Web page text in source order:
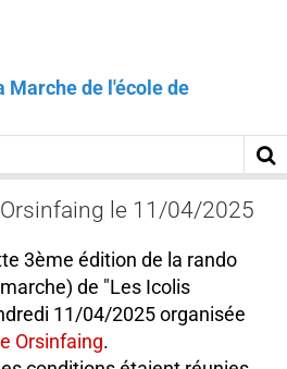
Marche de l'école de
le 11/04/2025
3ème édition de la rando
de "Les Icolis
11/04/2025 organisée
Orsinfaing.